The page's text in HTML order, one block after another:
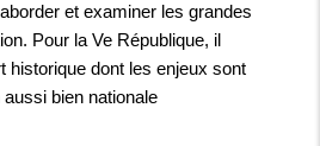
et examiner les grandes
Pour la Ve République, il
historique dont les enjeux sont
bien nationale